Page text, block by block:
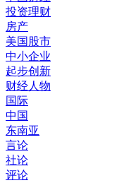
投资理财
房产
美国股市
中小企业
起步创新
财经人物
国际
中国
东南亚
言论
社论
评论